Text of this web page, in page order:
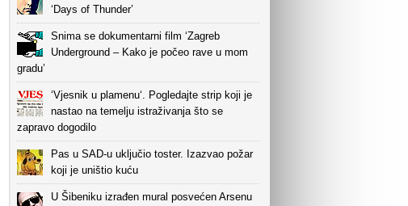
‘Days of Thunder’
Snima se dokumentarni film ‘Zagreb
Underground – Kako je počeo rave u mom
gradu’
‘Vjesnik u plamenu‘. Pogledajte strip koji je
nastao na temelju istraživanja što se
zapravo dogodilo
Pas u SAD-u uključio toster. Izazvao požar
koji je uništio kuću
U Šibeniku izrađen mural posvećen Arsenu